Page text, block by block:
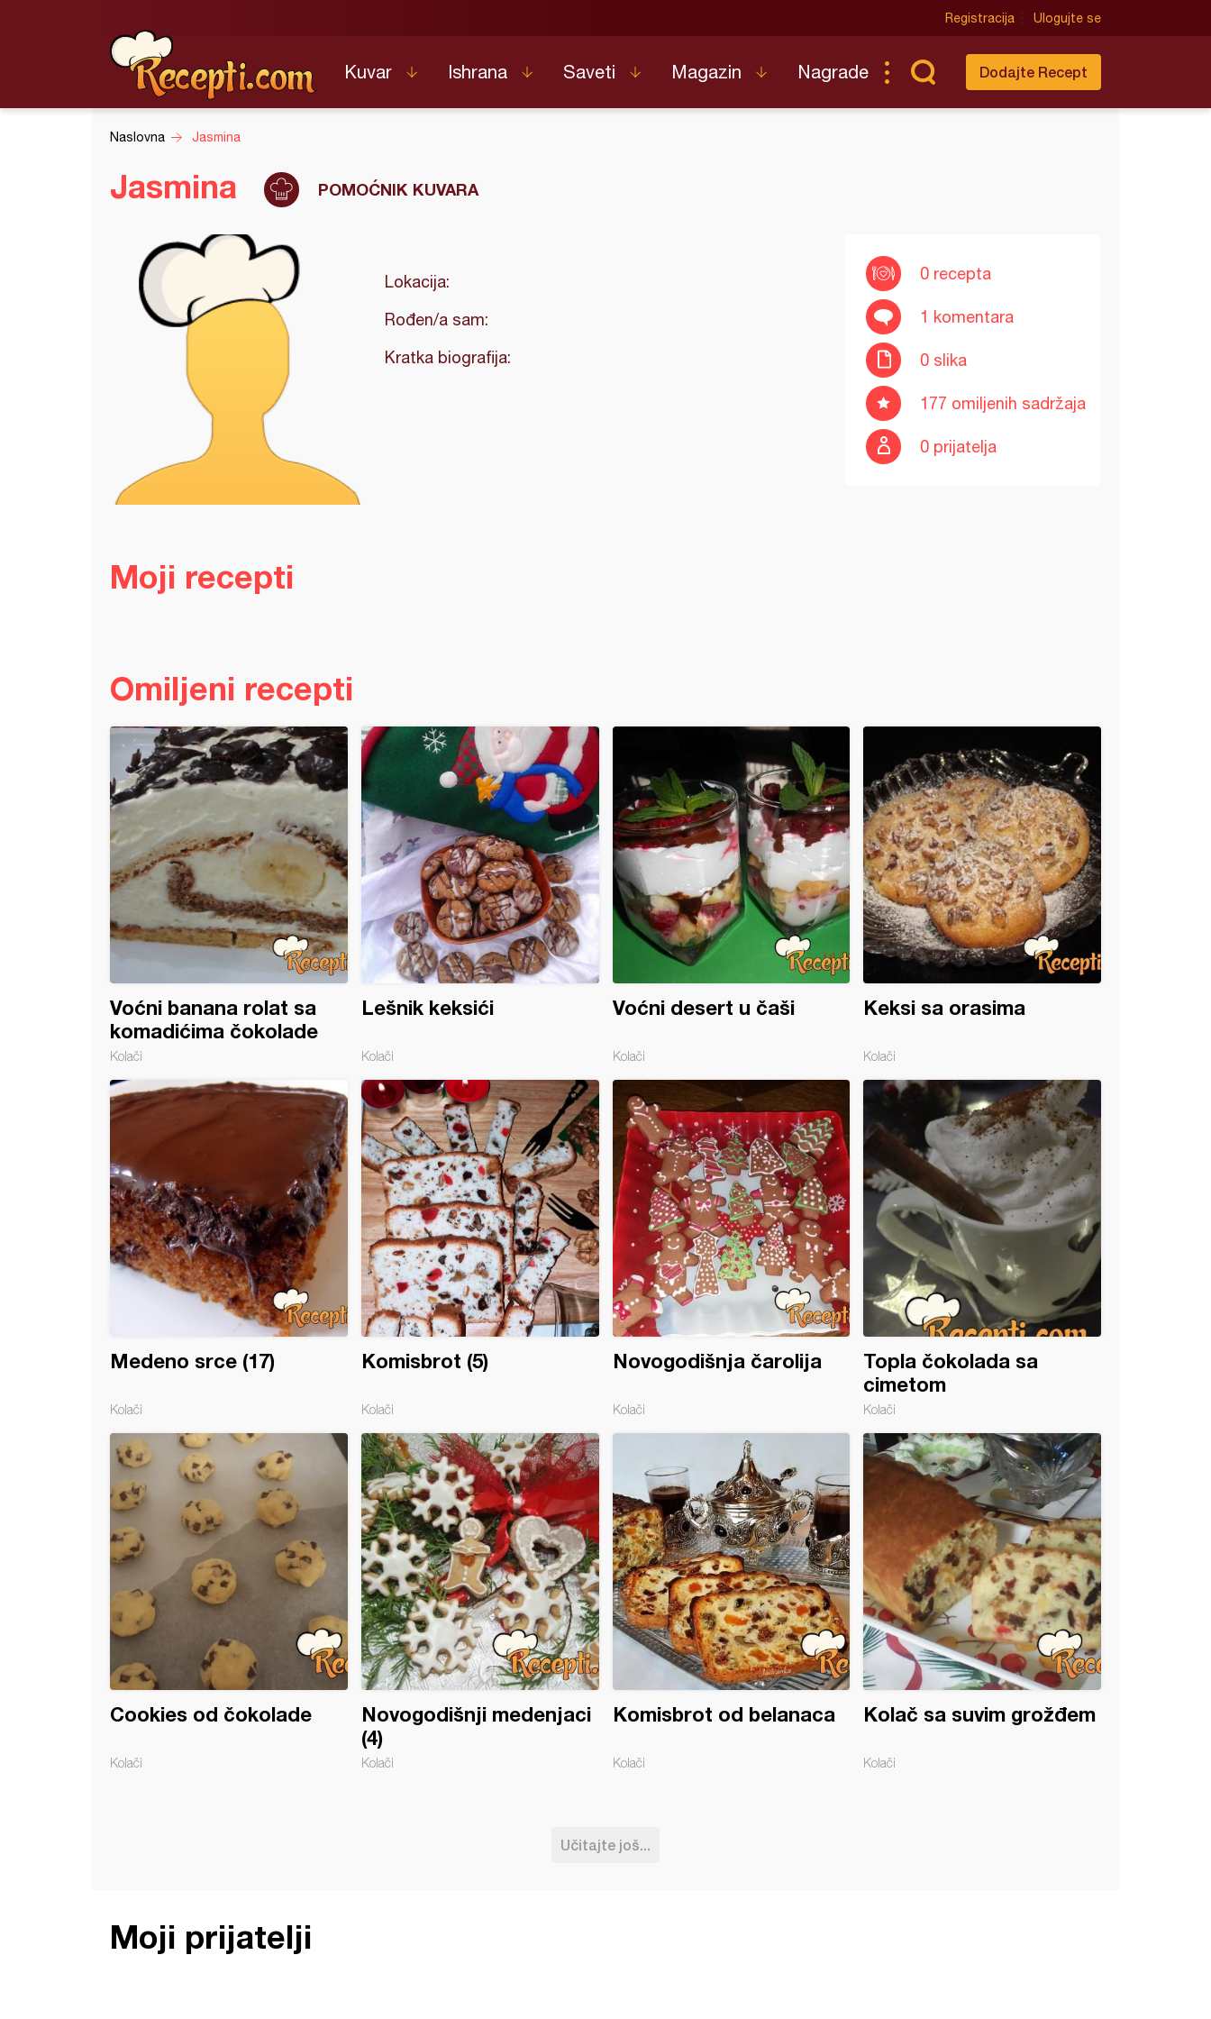
Registracija Ulogujte se
Kuvar Ishrana Saveti Magazin Nagrade Dodajte Recept
Naslovna Jasmina
Jasmina POMOĆNIK KUVARA
Lokacija:
Rođen/a sam:
Kratka biografija:
0 recepta
1 komentara
0 slika
177 omiljenih sadržaja
0 prijatelja
Moji recepti
Omiljeni recepti
Voćni banana rolat sa
komadićima čokolade
Kolači
Lešnik keksići
Kolači
Voćni desert u čaši
Kolači
Keksi sa orasima
Kolači
Medeno srce (17)
Kolači
Komisbrot (5)
Kolači
Novogodišnja čarolija
Kolači
Topla čokolada sa
cimetom
Kolači
čokolada sa cimetom
Cookies od čokolade
Kolači
Novogodišnji medenjaci
(4)
Kolači
Komisbrot od belanaca
Kolači
Kolač sa suvim grožđem
Kolači
suvim grožđem
Učitajte još...
Moji prijatelji